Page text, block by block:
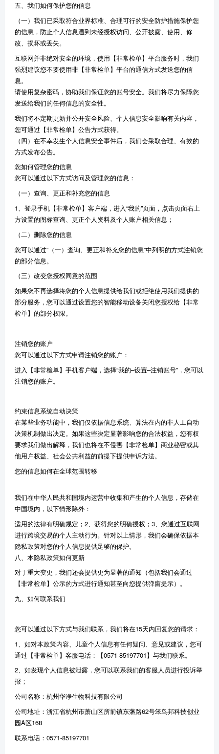
五、我们如何保护您的信息
（一）我们已采取符合业界标准、合理可行的安全防护措施保护您
的信息，防止个人信息遭到未经授权访问、公开披露、使用、修
改、损坏或丢失。
互联网并非绝对安全的环境，使用【非常检单】平台服务时，我们
强烈建议您不要使用非【非常检单】平台的通信方式发送您的信
息。
请使用复杂密码，协助我们保证您的账号安全。我们将尽力保障您
发送给我们的任何信息的安全性。
我们将不定期更新并公开安全风险、个人信息安全影响有关内容，
您可通过【非常检单】公告方式获得。
（四）在不幸发生个人信息安全事件后，我们会采取合理、有效的
方式发布公告。
您如何管理您的信息
您可以通过以下方式访问及管理您的信息：
（一）查询、更正和补充您的信息
1、登录手机【非常检单】客户端，进入“我的”页面，点击页面右上
方设置的图标查询、更正个人资料及个人账户相关信息；
（二）删除您的信息
您可以通过“（一）查询、更正和补充您的信息”中列明的方式注销您
的部分信息。
（三）改变您授权同意的范围
如果您不再选择将您的个人信息提供给我们或拒绝使用我们提供的
部分服务，您可以通过设置您的智能移动设备关闭您授权给【非常
检单】的部分权限。
注销您的账户
您可以通过以下方式申请注销您的账户：
进入【非常检单】手机客户端，选择“我的–设置–注销账号”，您可以
注销您的账户。
约束信息系统自动决策
在某些业务功能中，我们仅依据信息系统、算法在内的非人工自动
决策机制做出决定。如果这些决定显著影响您的合法权益，您有权
要求我们做出解释，我们也将在不侵害【非常检单】商业秘密或其
他用户权益、社会公共利益的前提下提供申诉方法。
您的信息如何在全球范围转移
我们在中华人民共和国境内运营中收集和产生的个人信息，存储在
中国境内，以下情形除外：
适用的法律有明确规定；2、获得您的明确授权；3、您通过互联网
进行跨境交易的个人主动行为。针对以上情形，我们会确保依据本
隐私政策对您的个人信息提供足够的保护。
八、本隐私政策如何更新
对于重大变更，我们还会提供更为显著的通知（包括我们会通过
【非常检单】公示的方式进行通知甚至向您提供弹窗提示）。
九、如何联系我们
您可以通过以下方式与我们联系，我们将在15天内回复您的请求：
1、如对本政策内容、儿童个人信息有任何疑问、意见或建议，您可
通过【非常检单】客服电话：【0571-85197701】与我们联系。
2、如发现个人信息被泄露，您可以联系我们的客服人员进行投诉举
报；
公司名称：杭州华净生物科技有限公司
公司地址：浙江省杭州市萧山区所前镇东藩路62号笨鸟邦科技创业
园A区168
联系电话：0571-85197701